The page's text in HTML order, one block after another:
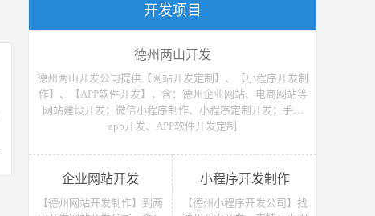
开发项目
德州两山开发
德州两山开发公司提供【网站开发定制】、【小程序开发制
作】、【APP软件开发】，含：德州企业网站、电商网站等
网站建设开发；微信小程序制作、小程序定制开发；手机
app开发、APP软件开发定制
企业网站开发
【德州网站开发制作】到两
小程序开发制作
【德州小程序开发公司】找